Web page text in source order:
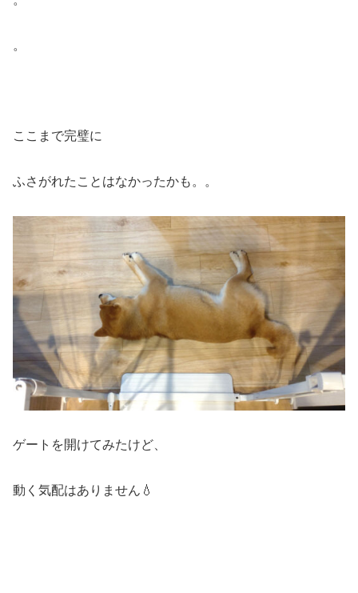
。
ここまで完璧に
ふさがれたことはなかったかも。。
ゲートを開けてみたけど、
動く気配はありません💧